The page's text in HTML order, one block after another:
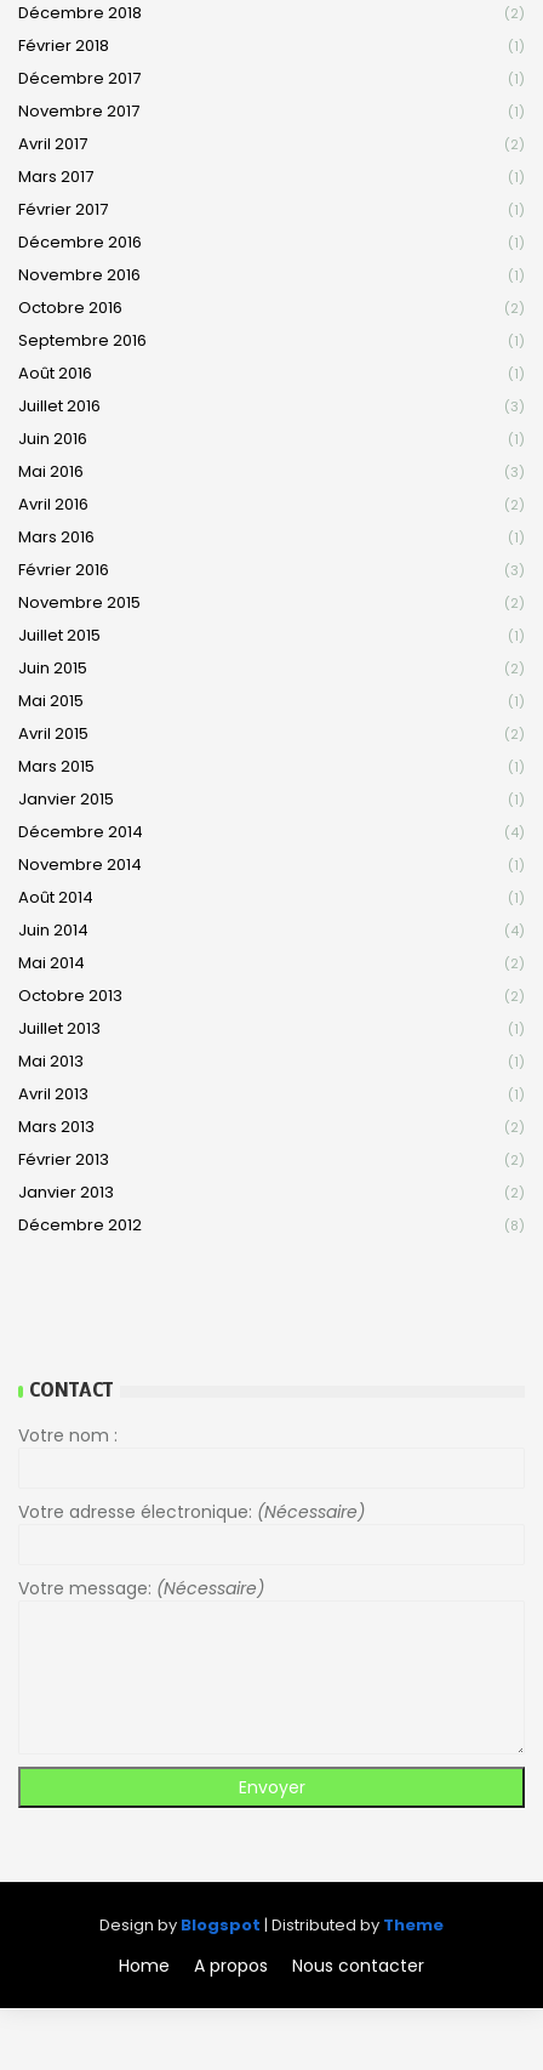
Décembre 2018 (2)
Février 2018 (1)
Décembre 2017 (1)
Novembre 2017 (1)
Avril 2017 (2)
Mars 2017 (1)
Février 2017 (1)
Décembre 2016 (1)
Novembre 2016 (1)
Octobre 2016 (2)
Septembre 2016 (1)
Août 2016 (1)
Juillet 2016 (3)
Juin 2016 (1)
Mai 2016 (3)
Avril 2016 (2)
Mars 2016 (1)
Février 2016 (3)
Novembre 2015 (2)
Juillet 2015 (1)
Juin 2015 (2)
Mai 2015 (1)
Avril 2015 (2)
Mars 2015 (1)
Janvier 2015 (1)
Décembre 2014 (4)
Novembre 2014 (1)
Août 2014 (1)
Juin 2014 (4)
Mai 2014 (2)
Octobre 2013 (2)
Juillet 2013 (1)
Mai 2013 (1)
Avril 2013 (1)
Mars 2013 (2)
Février 2013 (2)
Janvier 2013 (2)
Décembre 2012 (8)
CONTACT
Votre nom :
Votre adresse électronique: (Nécessaire)
Votre message: (Nécessaire)
Design by Blogspot | Distributed by Theme
Home A propos Nous contacter